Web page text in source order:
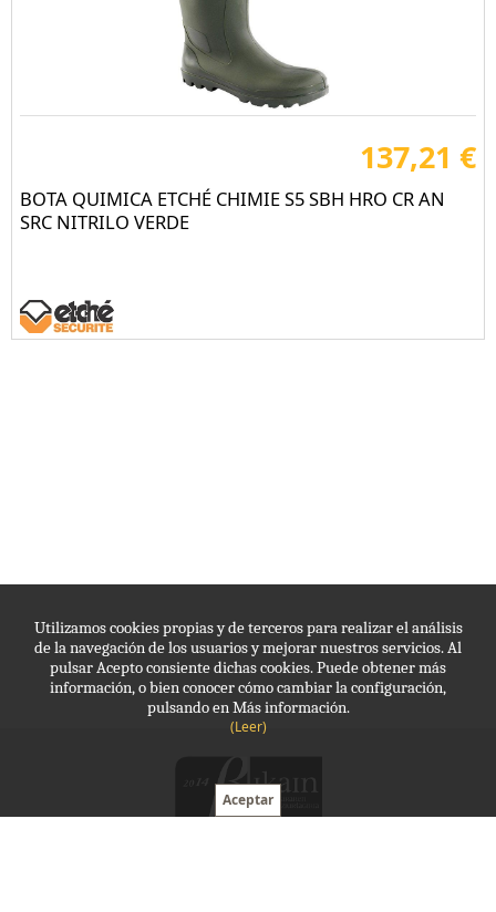
Utilizamos cookies propias y de terceros para realizar el análisis
de la navegación de los usuarios y mejorar nuestros servicios. Al
pulsar Acepto consiente dichas cookies. Puede obtener más
información, o bien conocer cómo cambiar la configuración,
pulsando en Más información.
(Leer)
137,21 €
BOTA QUIMICA ETCHÉ CHIMIE S5 SBH HRO CR AN
SRC NITRILO VERDE